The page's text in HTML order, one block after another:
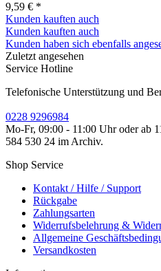
9,59 € *
Kunden kauften auch
Kunden kauften auch
Kunden haben sich ebenfalls
Zuletzt angesehen
Service Hotline
Telefonische Unterstützung und
0228 9296984
Mo-Fr, 09:00 - 11:00 Uhr oder ab
584 530 24 im Archiv.
Shop Service
Kontakt / Hilfe / Support
Rückgabe
Zahlungsarten
Widerrufsbelehrung &
Allgemeine
Versandkosten